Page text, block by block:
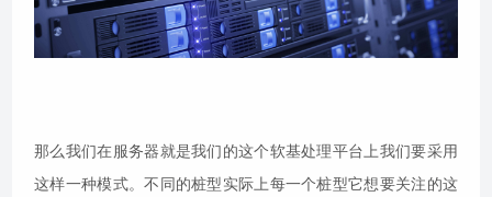
那么我们在服务器就是我们的这个软基处理平台上我们要采用
这样一种模式。不同的桩型实际上每一个桩型它想要关注的这